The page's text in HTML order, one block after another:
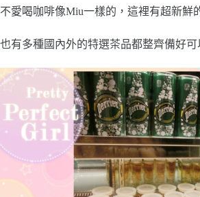
不愛喝咖啡像Miu一樣的，這裡有超新鮮
也有多種國內外的特選茶品都整齊備好可